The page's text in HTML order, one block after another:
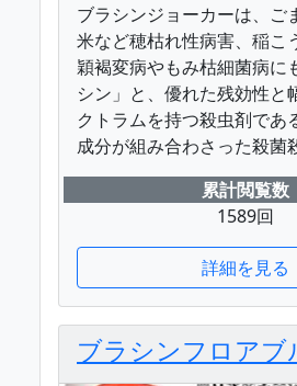
ブラシンジョーカーは、ご
米など穂枯れ性病害、稲こ
穎褐変病やもみ枯細菌病に
シン」と、優れた残効性と
クトラムを持つ殺虫剤であ
成分が組み合わさった殺菌
累計閲覧数
1589回
詳細を見る
ブラシンフロアブ